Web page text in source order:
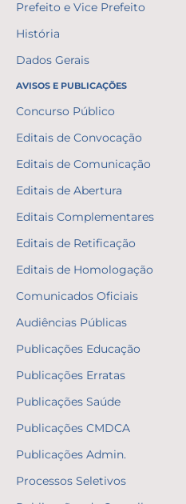
Prefeito e Vice Prefeito
História
Dados Gerais
AVISOS E PUBLICAÇÕES
Concurso Público
Editais de Convocação
Editais de Comunicação
Editais de Abertura
Editais Complementares
Editais de Retificação
Editais de Homologação
Comunicados Oficiais
Audiências Públicas
Publicações Educação
Publicações Erratas
Publicações Saúde
Publicações CMDCA
Publicações Admin.
Processos Seletivos